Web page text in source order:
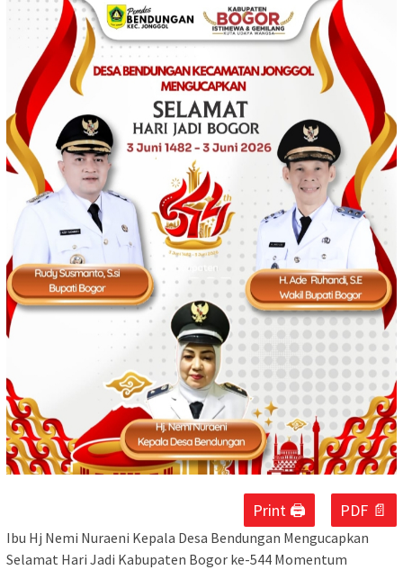
Print 🖨 PDF 📄
Ibu Hj Nemi Nuraeni Kepala Desa Bendungan Mengucapkan
Selamat Hari Jadi Kabupaten Bogor ke-544 Momentum